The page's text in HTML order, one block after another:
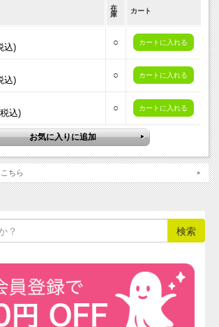
粧品用色素・食用色素製品のサン
ル品は、毎週金曜日に注文をとりま
て翌週水曜日に発送いたします
在
庫
カート
込) ○
込) ○
込) ○
ちら